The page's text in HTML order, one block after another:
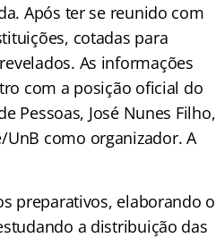
Após ter se reunido com
cotadas para
As informações
com a posição oficial do
Pessoas, José Nunes Filho,
como organizador. A
preparativos, elaborando o
a distribuição das